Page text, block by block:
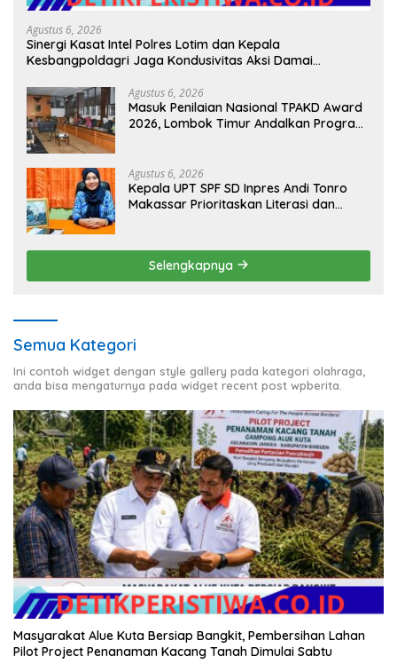
Agustus 6, 2026
Sinergi Kasat Intel Polres Lotim dan Kepala
Kesbangpoldagri Jaga Kondusivitas Aksi Damai
Agustus 6, 2026
Masuk Penilaian Nasional TPAKD Award
2026, Lombok Timur Andalkan Program
Agustus 6, 2026
Kepala UPT SPF SD Inpres Andi Tonro
Makassar Prioritaskan Literasi dan
Selengkapnya
Semua Kategori
Ini contoh widget dengan style gallery pada kategori olahraga,
anda bisa mengaturnya pada widget recent post wpberita.
Masyarakat Alue Kuta Bersiap Bangkit, Pembersihan Lahan
Pilot Project Penanaman Kacang Tanah Dimulai Sabtu